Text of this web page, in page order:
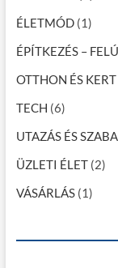
ÉLETMÓD(1)
ÉPÍTKEZÉS –
OTTHON ÉS KERT
TECH (6)
UTAZÁS ÉS
ÜZLETI ÉLET(2)
VÁSÁRLÁS(1)